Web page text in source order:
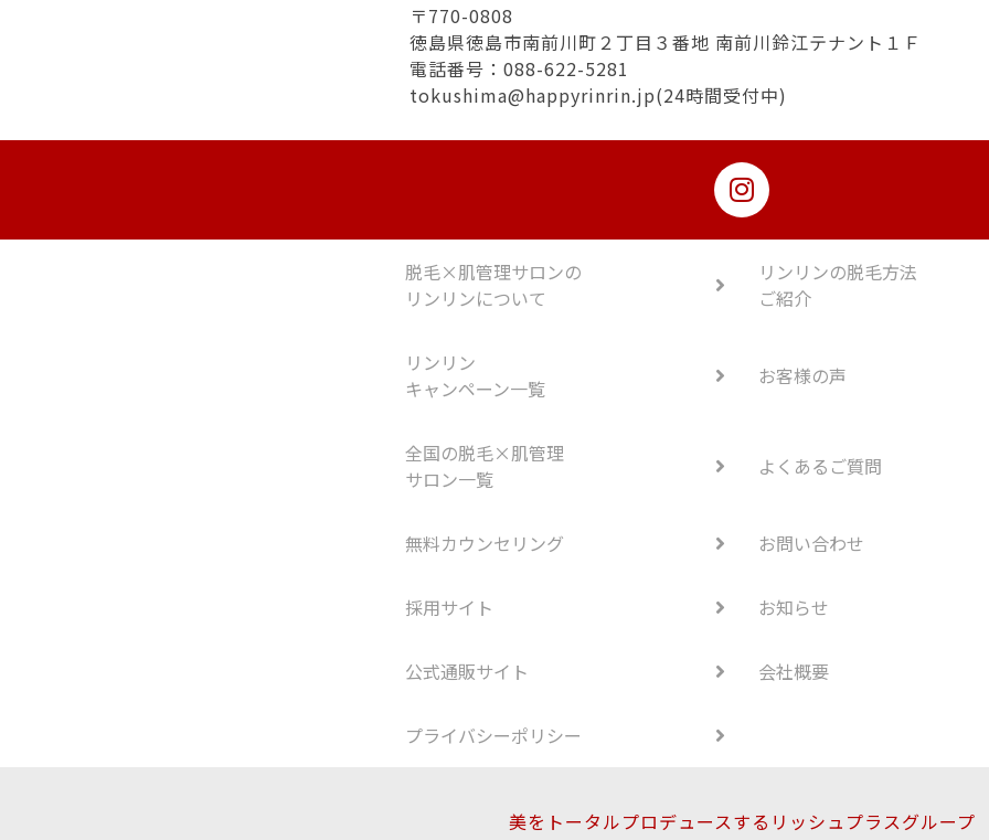
〒770-0808
徳島県徳島市南前川町２丁目３番地 南前川鈴江テナント１Ｆ
電話番号：088-622-5281
tokushima@happyrinrin.jp(24時間受付中)
脱毛×肌管理サロンの
リンリンについて
リンリンの脱毛方法
ご紹介
リンリン
キャンペーン一覧
お客様の声
全国の脱毛×肌管理
サロン一覧
よくあるご質問
無料カウンセリング お問い合わせ
採用サイト お知らせ
公式通販サイト 会社概要
プライバシーポリシー
美をトータルプロデュースするリッシュプラスグループ